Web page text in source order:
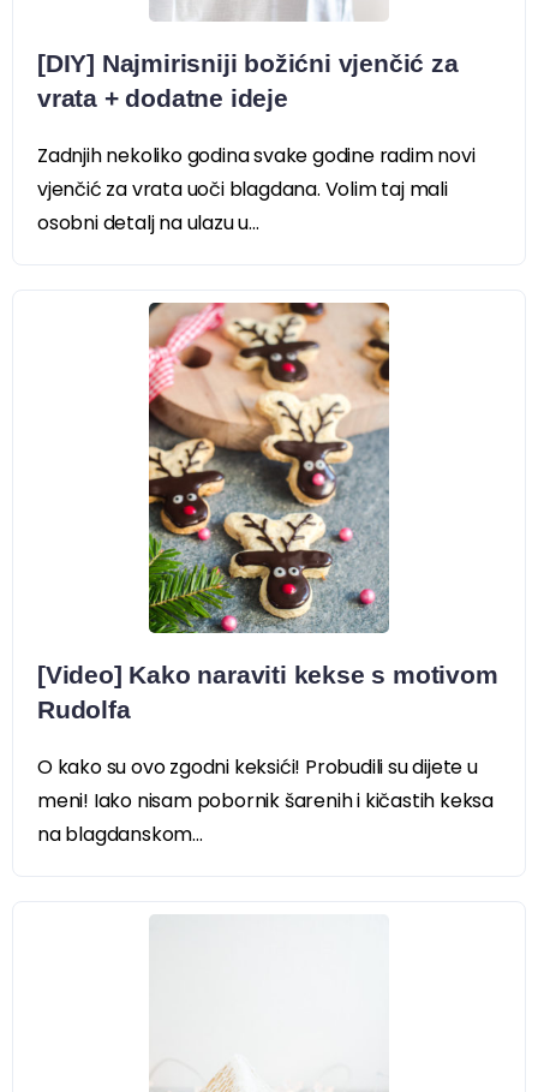
[DIY] Najmirisniji božićni vjenčić za
vrata + dodatne ideje
Zadnjih nekoliko godina svake godine radim novi
vjenčić za vrata uoči blagdana. Volim taj mali
osobni detalj na ulazu u...
[Video] Kako naraviti kekse s motivom
Rudolfa
O kako su ovo zgodni keksići! Probudili su dijete u
meni! Iako nisam pobornik šarenih i kičastih keksa
na blagdanskom...